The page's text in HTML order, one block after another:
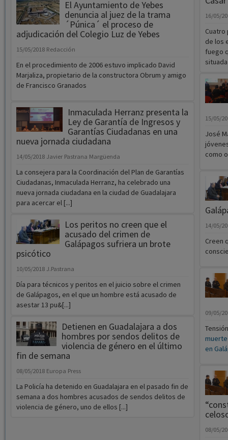
El Ayuntamiento de Yebes
denuncia al juez de la trama
´Púnica´ el proceso de
adjudicación del Colegio Luz de Yebes
15/05/2018 Redacción
En el procedimiento de 2006 estuvo implicado David
Marjaliza, propietario de la constructora Obrum y amigo
de Francisco Granados
Inmaculada Herranz presenta la
Ley de Garantía de Ingresos y
Garantías Ciudadanas en una
nueva jornada ciudadana
14/05/2018 Javier Pastrana Margüenda
La consejera para la Coordinación del Plan de Garantías
Ciudadanas, Inmaculada Herranz, ha celebrado una
nueva jornada ciudadana en la ciudad de Guadalajara
para acercar el [...]
Los peritos no creen que el
acusado del crimen de
Galápagos sufriera un brote
psicótico
10/05/2018 J.Pastrana
Día para técnicos y peritos en el juicio sobre el crimen
de Galápagos, en el que un hombre está acusado de
asestar 13 pu&[...]
Detienen en Guadalajara a dos
hombres por sendos delitos de
violencia de género en el último
fin de semana
08/05/2018 Europa Press
La Policía ha detenido en Guadalajara en el pasado fin de
semana a dos hombres acusados de sendos delitos de
violencia de género, uno de ellos [...]
16/05/
de los
fuego
15/05/
José
como
14/05/
Creen
09/05/
en
08/05/